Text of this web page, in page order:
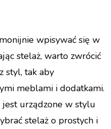
wpisywać się w
stelaż, warto zwrócić
styl, tak aby
meblami i dodatkami.
jest urządzone w stylu
stelaż o prostych i